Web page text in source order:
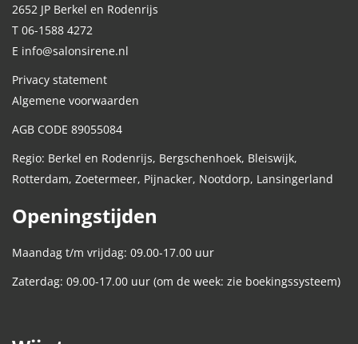
2652 JP Berkel en Rodenrijs
T 06-1588 4272
E info@salonsirene.nl
Privacy statement
Algemene voorwaarden
AGB CODE 89055084
Regio: Berkel en Rodenrijs, Bergschenhoek, Bleiswijk,
Rotterdam, Zoetermeer, Pijnacker, Nootdorp, Lansingerland
Openingstijden
Maandag t/m vrijdag: 09.00-17.00 uur
Zaterdag: 09.00-17.00 uur (om de week: zie boekingssysteem)